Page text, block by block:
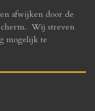
afwijken door de
Wij streven
mogelijk te